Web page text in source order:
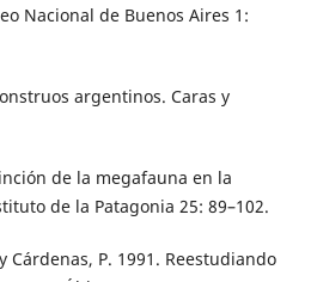
Nacional de Buenos Aires 1:
argentinos. Caras y
de la megafauna en la
de la Patagonia 25: 89–102.
Cárdenas, P. 1991. Reestudiando